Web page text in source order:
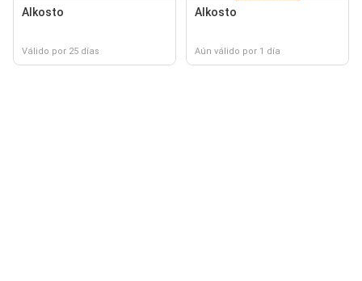
Alkosto
Válido por 25 días
Alkosto
Aún válido por 1 día